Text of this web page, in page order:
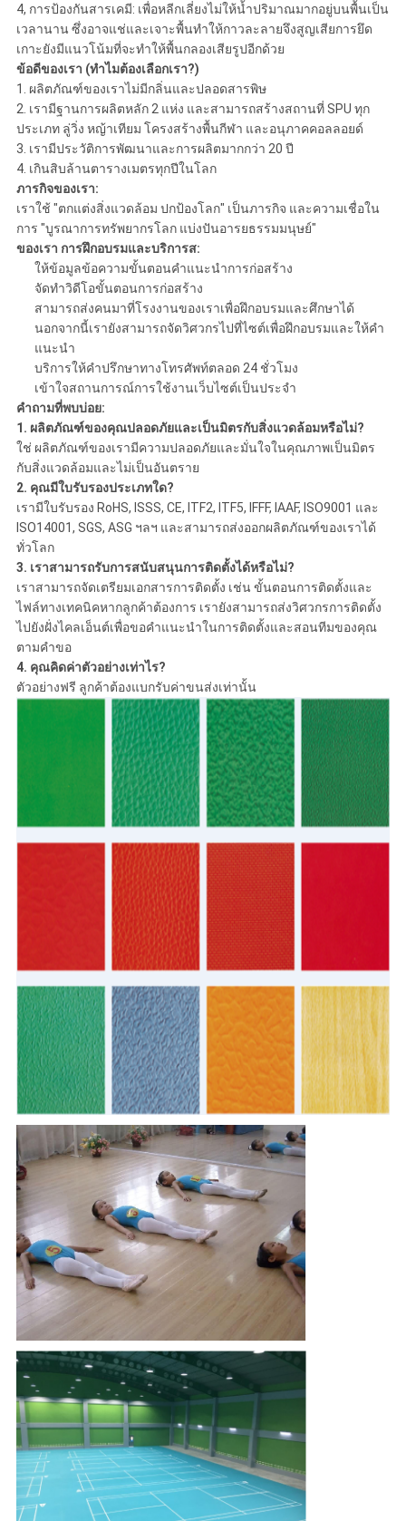
4, การป้องกันสารเคมี: เพื่อหลีกเลี่ยงไม่ให้น้ำปริมาณมากอยู่บนพื้นเป็น
เวลานาน ซึ่งอาจแช่และเจาะพื้นทำให้กาวละลายจึงสูญเสียการยึด
เกาะยังมีแนวโน้มที่จะทำให้พื้นกลองเสียรูปอีกด้วย
ข้อดีของเรา (ทำไมต้องเลือกเรา?)
1. ผลิตภัณฑ์ของเราไม่มีกลิ่นและปลอดสารพิษ
2. เรามีฐานการผลิตหลัก 2 แห่ง และสามารถสร้างสถานที่ SPU ทุก
ประเภท ลู่วิ่ง หญ้าเทียม โครงสร้างพื้นกีฬา และอนุภาคคอลลอยด์
3. เรามีประวัติการพัฒนาและการผลิตมากกว่า 20 ปี
4. เกินสิบล้านตารางเมตรทุกปีในโลก
ภารกิจของเรา:
เราใช้ "ตกแต่งสิ่งแวดล้อม ปกป้องโลก" เป็นภารกิจ และความเชื่อใน
การ "บูรณาการทรัพยากรโลก แบ่งปันอารยธรรมมนุษย์"
ของเรา การฝึกอบรมและบริการส:
ให้ข้อมูลข้อความขั้นตอนคำแนะนำการก่อสร้าง
จัดทำวิดีโอขั้นตอนการก่อสร้าง
สามารถส่งคนมาที่โรงงานของเราเพื่อฝึกอบรมและศึกษาได้
นอกจากนี้เรายังสามารถจัดวิศวกรไปที่ไซต์เพื่อฝึกอบรมและให้คำ
แนะนำ
บริการให้คำปรึกษาทางโทรศัพท์ตลอด 24 ชั่วโมง
เข้าใจสถานการณ์การใช้งานเว็บไซต์เป็นประจำ
คำถามที่พบบ่อย:
1. ผลิตภัณฑ์ของคุณปลอดภัยและเป็นมิตรกับสิ่งแวดล้อมหรือไม่?
ใช่ ผลิตภัณฑ์ของเรามีความปลอดภัยและมั่นใจในคุณภาพเป็นมิตร
กับสิ่งแวดล้อมและไม่เป็นอันตราย
2. คุณมีใบรับรองประเภทใด?
เรามีใบรับรอง RoHS, ISSS, CE, ITF2, ITF5, IFFF, IAAF, ISO9001 และ
ISO14001, SGS, ASG ฯลฯ และสามารถส่งออกผลิตภัณฑ์ของเราได้
ทั่วโลก
3. เราสามารถรับการสนับสนุนการติดตั้งได้หรือไม่?
เราสามารถจัดเตรียมเอกสารการติดตั้ง เช่น ขั้นตอนการติดตั้งและ
ไฟล์ทางเทคนิคหากลูกค้าต้องการ เรายังสามารถส่งวิศวกรการติดตั้ง
ไปยังฝั่งไคลเอ็นต์เพื่อขอคำแนะนำในการติดตั้งและสอนทีมของคุณ
ตามคำขอ
4. คุณคิดค่าตัวอย่างเท่าไร?
ตัวอย่างฟรี ลูกค้าต้องแบกรับค่าขนส่งเท่านั้น